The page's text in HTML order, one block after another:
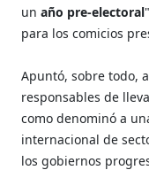
unaño pre-electoral
para los comicios
Apuntó, sobre todo,
responsables de
como denominó a
internacional de
los gobiernos